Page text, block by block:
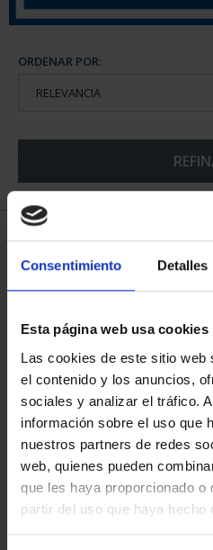
Consentimiento Detalles
Esta página web usa cookies
Las cookies de este sitio web
el contenido y los anuncios,
sociales y analizar el tráfico.
información sobre el uso que
nuestros partners de redes
web, quienes pueden
que les haya proporcionado o
partir del uso que haya hecho
ORDENAR POR:
5 Productos encontrados
SUSCRIPCIÓN
CAPITALES DE
PROVINCIA 1
949,00 €